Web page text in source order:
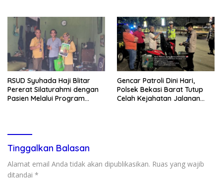
RSUD Syuhada Haji Blitar
Pererat Silaturahmi dengan
Pasien Melalui Program
Gencar Patroli Dini Hari,
Polsek Bekasi Barat Tutup
Celah Kejahatan Jalanan
Tinggalkan Balasan
Alamat email Anda tidak akan dipublikasikan. Ruas yang wajib
ditandai *